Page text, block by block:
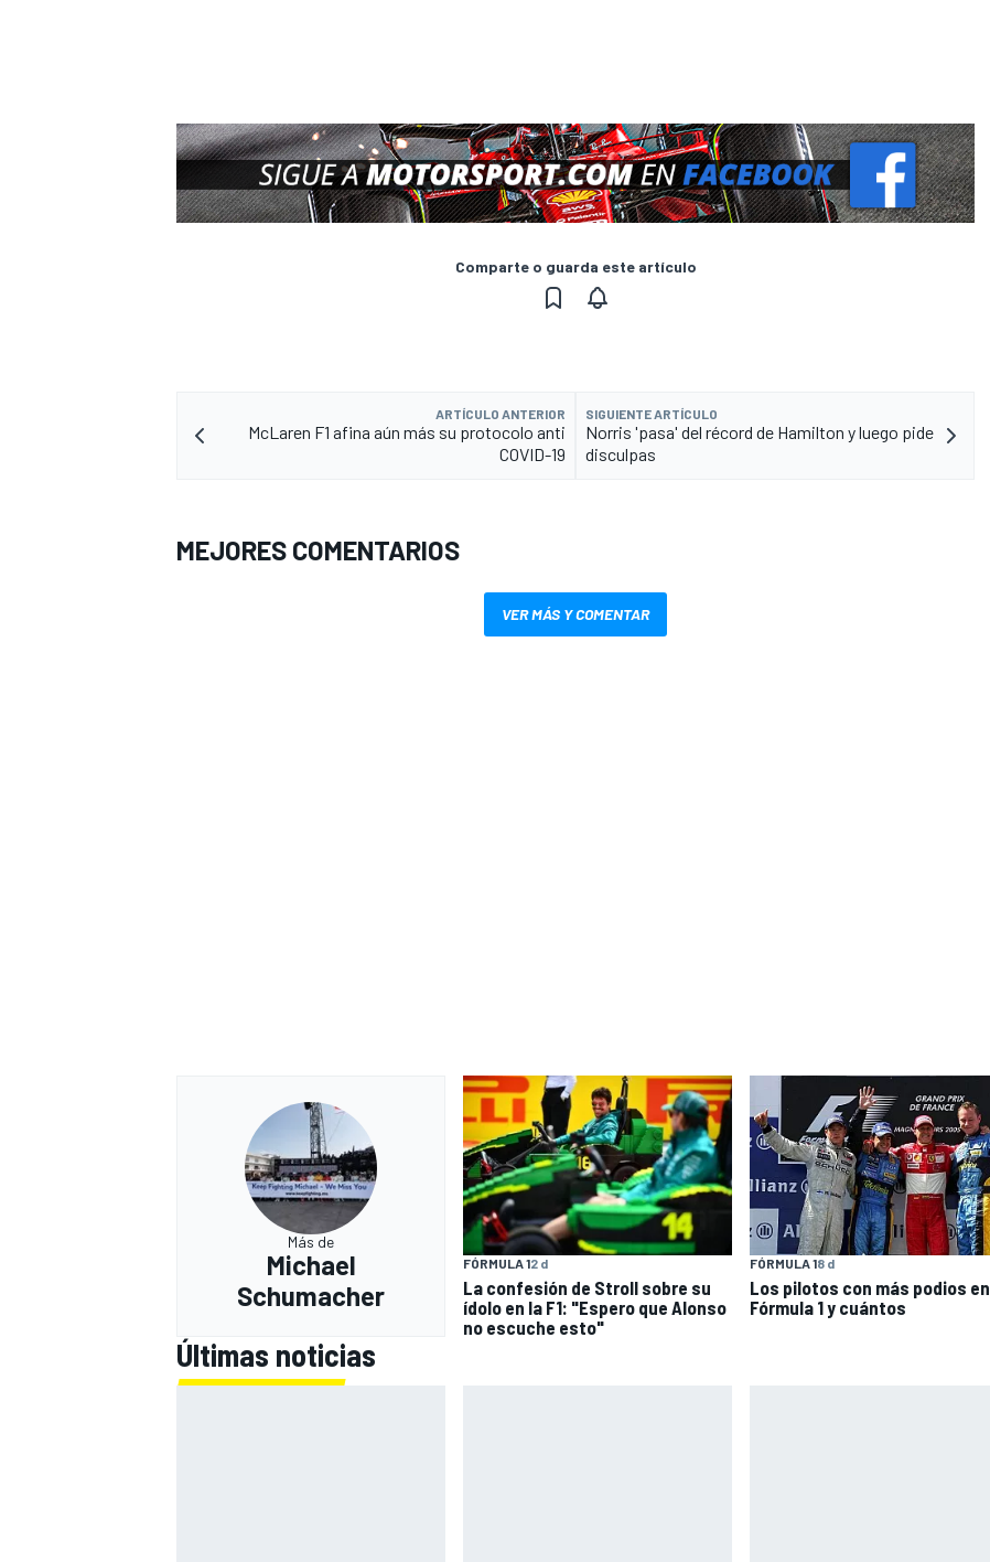
Comparte o guarda este artículo
ARTÍCULO ANTERIOR
McLaren F1 afina aún más su protocolo anti
COVID-19
SIGUIENTE ARTÍCULO
Norris 'pasa' del récord de Hamilton y luego pide
disculpas
MEJORES COMENTARIOS
VER MÁS Y COMENTAR
Más de
Michael
Schumacher
FÓRMULA 12 d
La confesión de Stroll sobre su
ídolo en la F1: "Espero que Alonso
no escuche esto"
FÓRMULA 18 d
Los pilotos con más podios en
Fórmula 1 y cuántos
Últimas noticias